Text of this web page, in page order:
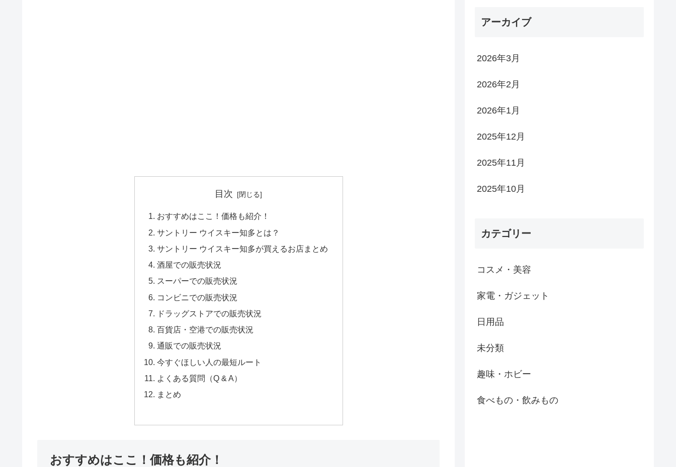
目次
おすすめはここ！価格も紹介！
サントリー ウイスキー知多とは？
サントリー ウイスキー知多が買えるお店まとめ
酒屋での販売状況
スーパーでの販売状況
コンビニでの販売状況
ドラッグストアでの販売状況
百貨店・空港での販売状況
通販での販売状況
今すぐほしい人の最短ルート
よくある質問（Q & A）
まとめ
おすすめはここ！価格も紹介！
アーカイブ
2026年3月
2026年2月
2026年1月
2025年12月
2025年11月
2025年10月
カテゴリー
コスメ・美容
家電・ガジェット
日用品
未分類
趣味・ホビー
食べもの・飲みもの